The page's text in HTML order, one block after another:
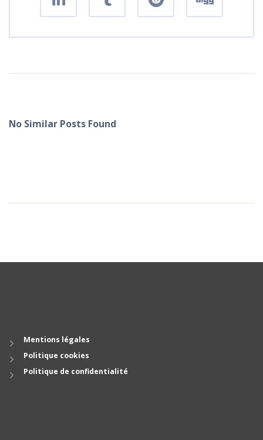
No Similar Posts Found
Mentions légales
Politique cookies
Politique de confidentialité